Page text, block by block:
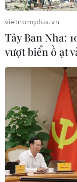
#khu công nghiệp
#vaccine sớm nhất
Hải Dương
vietnamplus.vn
Tây Ban Nha:
vượt biển ồ ạt